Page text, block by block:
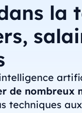
la
de nombreux
techniques